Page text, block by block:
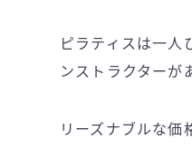
ピラティスは一人
ンストラクターが
リーズナブルな